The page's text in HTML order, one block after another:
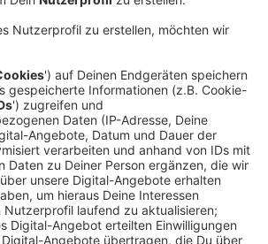
16.03.2022 06:56
sei die Situation für Patienten
nicht annähernd vergleichbar mit
heißt es. Die medizinische
entspricht dem Stand der 50er
Durch die politische Lage